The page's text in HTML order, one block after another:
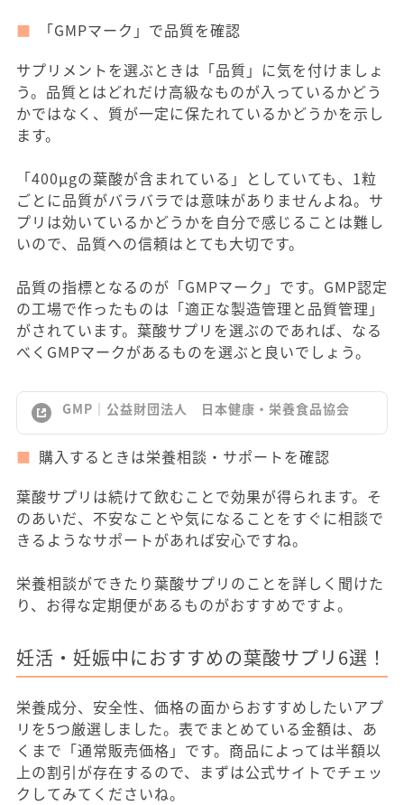
「GMPマーク」で品質を確認
サプリメントを選ぶときは「品質」に気を付けましょ
う。品質とはどれだけ高級なものが入っているかどう
かではなく、質が一定に保たれているかどうかを示し
ます。
「400μgの葉酸が含まれている」としていても、1粒
ごとに品質がバラバラでは意味がありませんよね。サ
プリは効いているかどうかを自分で感じることは難し
いので、品質への信頼はとても大切です。
品質の指標となるのが「GMPマーク」です。GMP認定
の工場で作ったものは「適正な製造管理と品質管理」
がされています。葉酸サプリを選ぶのであれば、なる
べくGMPマークがあるものを選ぶと良いでしょう。
GMP｜公益財団法人 日本健康・栄養食品協会
購入するときは栄養相談・サポートを確認
葉酸サプリは続けて飲むことで効果が得られます。そ
のあいだ、不安なことや気になることをすぐに相談で
きるようなサポートがあれば安心ですね。
栄養相談ができたり葉酸サプリのことを詳しく聞けた
り、お得な定期便があるものがおすすめですよ。
妊活・妊娠中におすすめの葉酸サプリ6選！
栄養成分、安全性、価格の面からおすすめしたいアプ
リを5つ厳選しました。表でまとめている金額は、あ
くまで「通常販売価格」です。商品によっては半額以
上の割引が存在するので、まずは公式サイトでチェッ
クしてみてくださいね。